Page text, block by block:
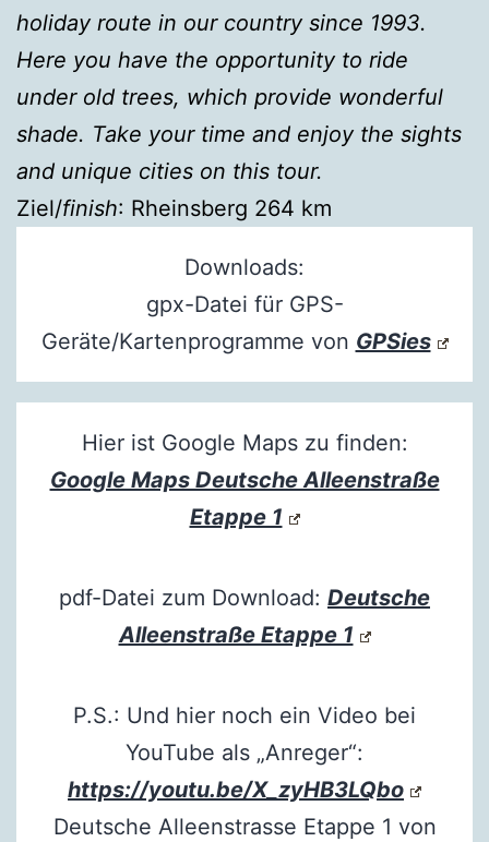
holiday route in our country since 1993.
Here you have the opportunity to ride
under old trees, which provide wonderful
shade. Take your time and enjoy the sights
and unique cities on this tour.
Ziel/finish: Rheinsberg 264 km
Downloads:
gpx-Datei für GPS-
Geräte/Kartenprogramme von GPSies
Hier ist Google Maps zu finden:
Google Maps Deutsche Alleenstraße
Etappe 1
pdf-Datei zum Download: Deutsche
Alleenstraße Etappe 1
P.S.: Und hier noch ein Video bei
YouTube als „Anreger“:
https://youtu.be/X_zyHB3LQbo
Deutsche Alleenstrasse Etappe 1 von